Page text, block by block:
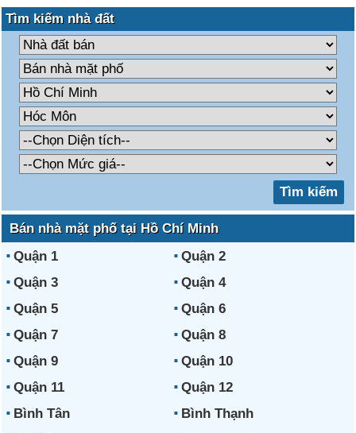
Tìm kiếm nhà đất
Bán nhà mặt phố tại Hồ Chí Minh
Quận 1
Quận 2
Quận 3
Quận 4
Quận 5
Quận 6
Quận 7
Quận 8
Quận 9
Quận 10
Quận 11
Quận 12
Bình Tân
Bình Thạnh